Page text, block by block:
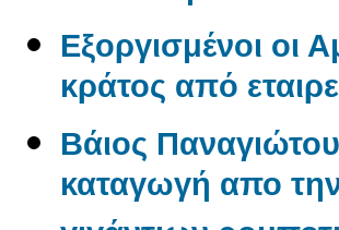
Εξοργισμένοι οι
κράτος από
Βάιος
καταγωγή απο